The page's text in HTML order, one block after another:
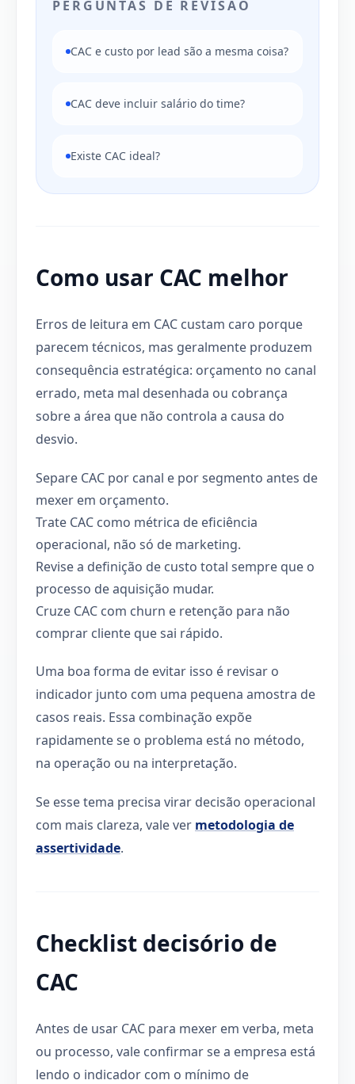
PERGUNTAS DE REVISÃO
CAC e custo por lead são a mesma coisa?
CAC deve incluir salário do time?
Existe CAC ideal?
Como usar CAC melhor
Erros de leitura em CAC custam caro porque
parecem técnicos, mas geralmente produzem
consequência estratégica: orçamento no canal
errado, meta mal desenhada ou cobrança
sobre a área que não controla a causa do
desvio.
Separe CAC por canal e por segmento antes de
mexer em orçamento.
Trate CAC como métrica de eficiência
operacional, não só de marketing.
Revise a definição de custo total sempre que o
processo de aquisição mudar.
Cruze CAC com churn e retenção para não
comprar cliente que sai rápido.
Uma boa forma de evitar isso é revisar o
indicador junto com uma pequena amostra de
casos reais. Essa combinação expõe
rapidamente se o problema está no método,
na operação ou na interpretação.
Se esse tema precisa virar decisão operacional
com mais clareza, vale ver metodologia de
assertividade.
Checklist decisório de
CAC
Antes de usar CAC para mexer em verba, meta
ou processo, vale confirmar se a empresa está
lendo o indicador com o mínimo de